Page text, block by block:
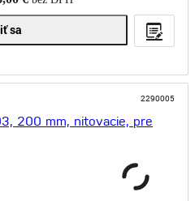
sa
2290005
200 mm, nitovacie, pre